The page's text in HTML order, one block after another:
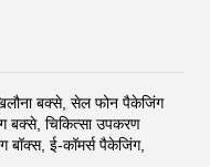
बक्से, सेल फोन पैकेजिंग
बक्से, चिकित्सा उपकरण
बॉक्स, ई-कॉमर्स पैकेजिंग,